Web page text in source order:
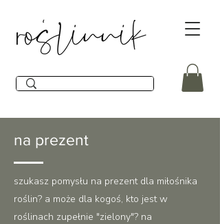
na prezent
szukasz pomysłu na prezent dla miłośnika
roślin? a może dla kogoś, kto jest w
roślinach zupełnie "zielony"? na